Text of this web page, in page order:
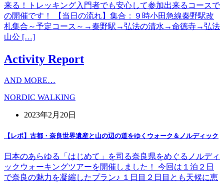
来る！トレッキング入門者でも安心して参加出来るコースで
の開催です！ 【当日の流れ】集合：９時小田急線秦野駅改
札集合～予定コース～→秦野駅→弘法の清水→命徳寺→弘法
山公 […]
Activity Report
AND MORE…
NORDIC WALKING
2023年2月20日
【レポ】古都・奈良世界遺産と山の辺の道をゆくウォーク＆ノルディック
日本のあらゆる「はじめて」を司る奈良県をめぐるノルディ
ックウォーキングツアーを開催しました！ 今回は１泊２日
で奈良の魅力を凝縮したプラン♪ １日目２日目とも天候に恵